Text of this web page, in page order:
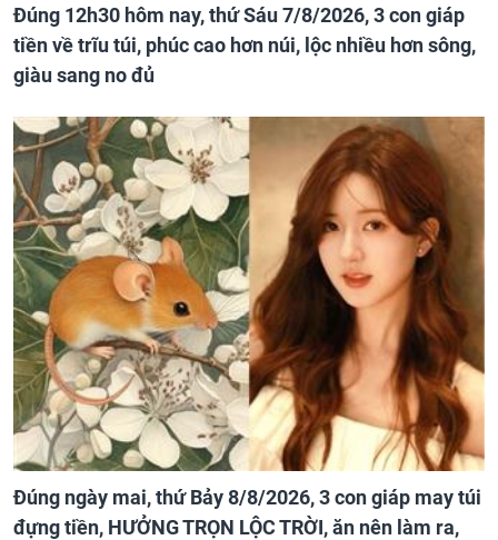
Đúng 12h30 hôm nay, thứ Sáu 7/8/2026, 3 con giáp
tiền về trĩu túi, phúc cao hơn núi, lộc nhiều hơn sông,
giàu sang no đủ
Đúng ngày mai, thứ Bảy 8/8/2026, 3 con giáp may túi
đựng tiền, HƯỞNG TRỌN LỘC TRỜI, ăn nên làm ra,